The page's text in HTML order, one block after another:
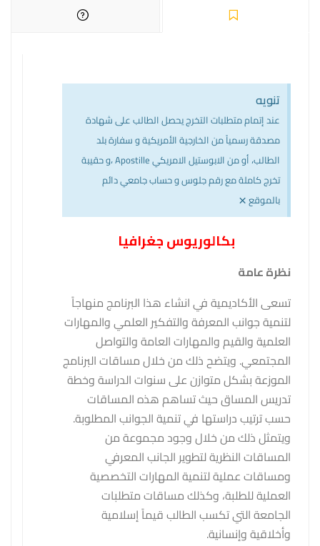
تنويه
عند إتمام متطلبات التخرج يحصل الطالب على شهادة
مصدقة رسمياً من الخارجية الأمريكية و سفارة بلد
الطالب، أو من الابوستيل الامريكي Apostille ،و حقيبة
تخرج كاملة مع رقم جلوس و حساب جامعي دائم
بالموقع×
بكالوريوس جغرافيا
نظرة عامة
تسعى الأكاديمية في انشاء هذا البرنامج منهاجاً
لتنمية جوانب المعرفة والتفكير العلمي والمهارات
العلمية والقيم والمهارات العامة والتواصل
المجتمعي. ويتضح ذلك من خلال مساقات البرنامج
الموزعة بشكل متوازن على سنوات الدراسة وخطة
تدريس المساق حيث تساهم هذه المساقات
حسب ترتيب دراستها في تنمية الجوانب المطلوبة.
ويتمثل ذلك من خلال وجود مجموعة من
المساقات النظرية لتطوير الجانب المعرفي
ومساقات عملية لتنمية المهارات التخصصية
العملية للطلبة، وكذلك مساقات متطلبات
الجامعة التي تكسب الطالب قيماً إسلامية
وأخلاقية وإنسانية.